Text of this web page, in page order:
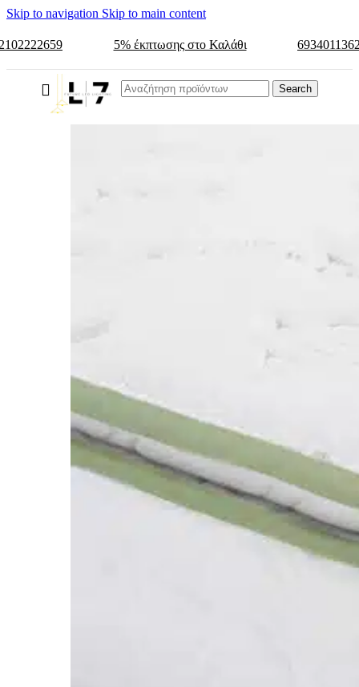
Skip to navigation Skip to main content
5% έκπτωσης στο Καλάθι
Search